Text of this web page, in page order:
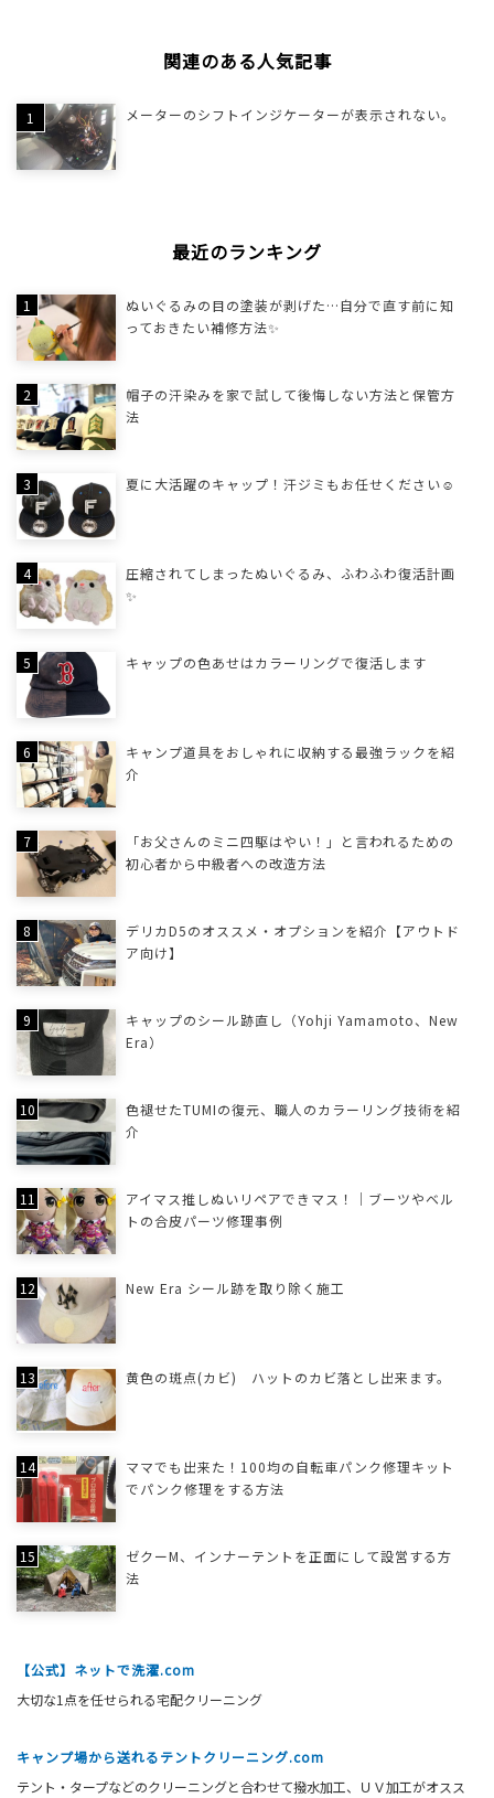
関連のある人気記事
メーターのシフトインジケーターが表示されない。
最近のランキング
ぬいぐるみの目の塗装が剥げた…自分で直す前に知
っておきたい補修方法✨
帽子の汗染みを家で試して後悔しない方法と保管方
法
夏に大活躍のキャップ！汗ジミもお任せください☺
圧縮されてしまったぬいぐるみ、ふわふわ復活計画
✨
キャップの色あせはカラーリングで復活します
キャンプ道具をおしゃれに収納する最強ラックを紹
介
「お父さんのミニ四駆はやい！」と言われるための
初心者から中級者への改造方法
デリカD5のオススメ・オプションを紹介【アウトド
ア向け】
キャップのシール跡直し（Yohji Yamamoto、New
Era）
色褪せたTUMIの復元、職人のカラーリング技術を紹
介
アイマス推しぬいリペアできマス！｜ブーツやベル
トの合皮パーツ修理事例
New Era シール跡を取り除く施工
黄色の斑点(カビ) ハットのカビ落とし出来ます。
ママでも出来た！100均の自転車パンク修理キット
でパンク修理をする方法
ゼクーM、インナーテントを正面にして設営する方
法
【公式】ネットで洗濯.com
大切な1点を任せられる宅配クリーニング
キャンプ場から送れるテントクリーニング.com
テント・タープなどのクリーニングと合わせて撥水加工、ＵＶ加工がオスス